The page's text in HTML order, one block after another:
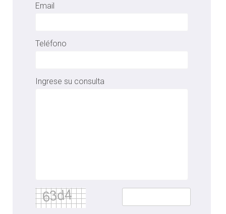
Email
Teléfono
Ingrese su consulta